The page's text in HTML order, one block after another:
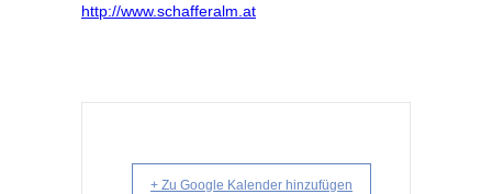
http://www.schafferalm.at
+ Zu Google Kalender hinzufügen